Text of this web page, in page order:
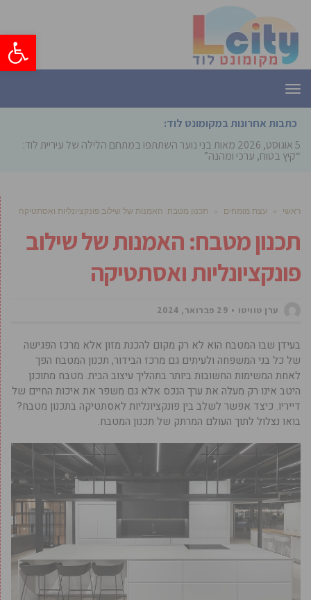
פתח
תפריט
כתבות אחרונות במקומונט לוד:
5 אוגוסט, 2026
מאות בני נוער השתתפו במתחם הלילה של עיריית לוד:
“קיץ בטוח, ערכי ומהנה”
ראשי » עצת מומחים » תכנון מטבח: האמנות של שילוב פונקציונליות ואסתטיקה
תכנון מטבח: האמנות של שילוב
פונקציונליות ואסתטיקה
ערן טוויטו 29 פברואר, 2024
בעידן שבו המטבח הוא לא רק מקום להכנת מזון אלא מרכז הפגישה
של כל בני המשפחה ולעיתים גם מרכז הבידור, תכנון המטבח הפך
לאחת המשימות החשובות ביותר בתהליך עיצוב הבית. מטבח מתוכנן
היטב אינו רק מעלה את ערך הנכס אלא גם משפר את איכות החיים של
דייריו. כיצד אפשר לשלב בין פונקציונליות לאסתטיקה בתכנון מטבח?
בואו נצלול לתוך העולם המרתק של תכנון המטבח.